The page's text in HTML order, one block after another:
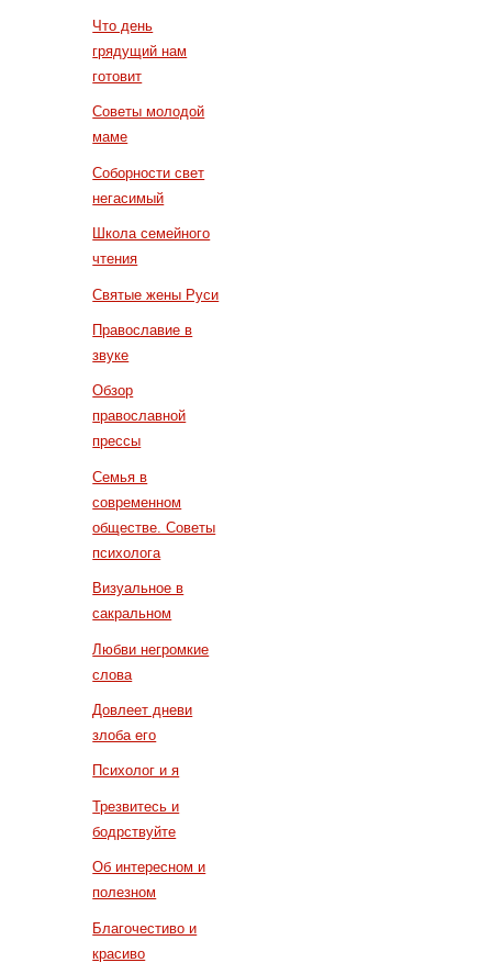
Что день
грядущий нам
готовит
Советы молодой
маме
Соборности свет
негасимый
Школа семейного
чтения
Святые жены Руси
Православие в
звуке
Обзор
православной
прессы
Семья в
современном
обществе. Советы
психолога
Визуальное в
сакральном
Любви негромкие
слова
Довлеет дневи
злоба его
Психолог и я
Трезвитесь и
бодрствуйте
Об интересном и
полезном
Благочестиво и
красиво